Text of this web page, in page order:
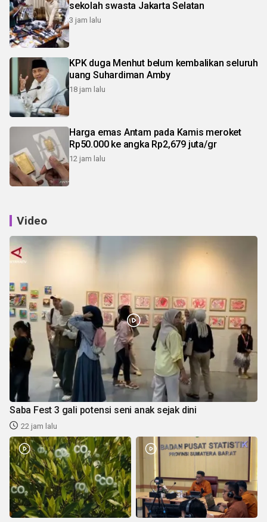
sekolah swasta Jakarta Selatan
3 jam lalu
KPK duga Menhut belum kembalikan seluruh
uang Suhardiman Amby
18 jam lalu
Harga emas Antam pada Kamis meroket
Rp50.000 ke angka Rp2,679 juta/gr
12 jam lalu
Video
Saba Fest 3 gali potensi seni anak sejak dini
22 jam lalu